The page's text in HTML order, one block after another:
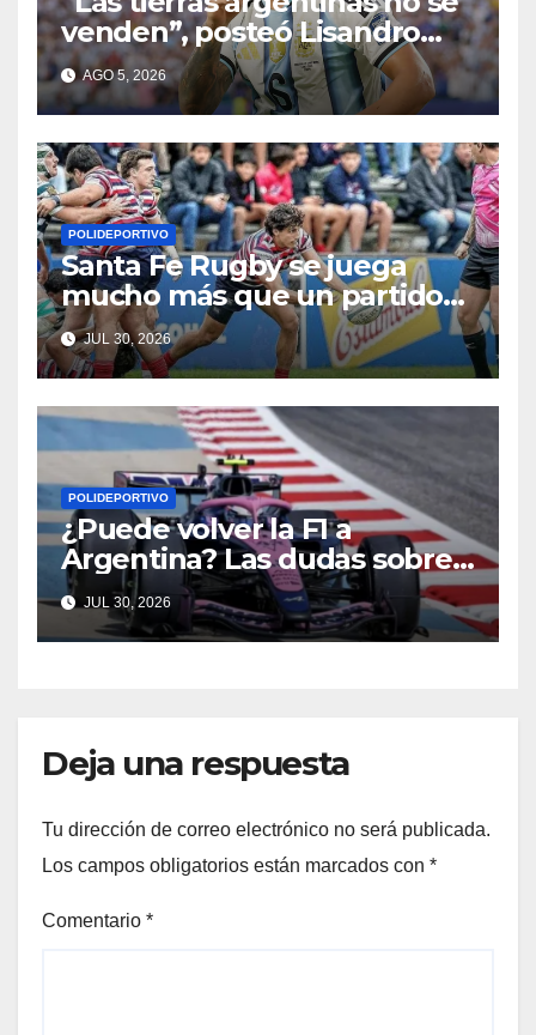
venden”, posteó Lisandro
Martínez
AGO 5, 2026
POLIDEPORTIVO
Santa Fe Rugby se juega
mucho más que un partido
en Córdoba
JUL 30, 2026
POLIDEPORTIVO
¿Puede volver la F1 a
Argentina? Las dudas sobre
Qatar y Abu Dabi reavivan la
ilusión
JUL 30, 2026
Deja una respuesta
Tu dirección de correo electrónico no será publicada.
Los campos obligatorios están marcados con *
Comentario *